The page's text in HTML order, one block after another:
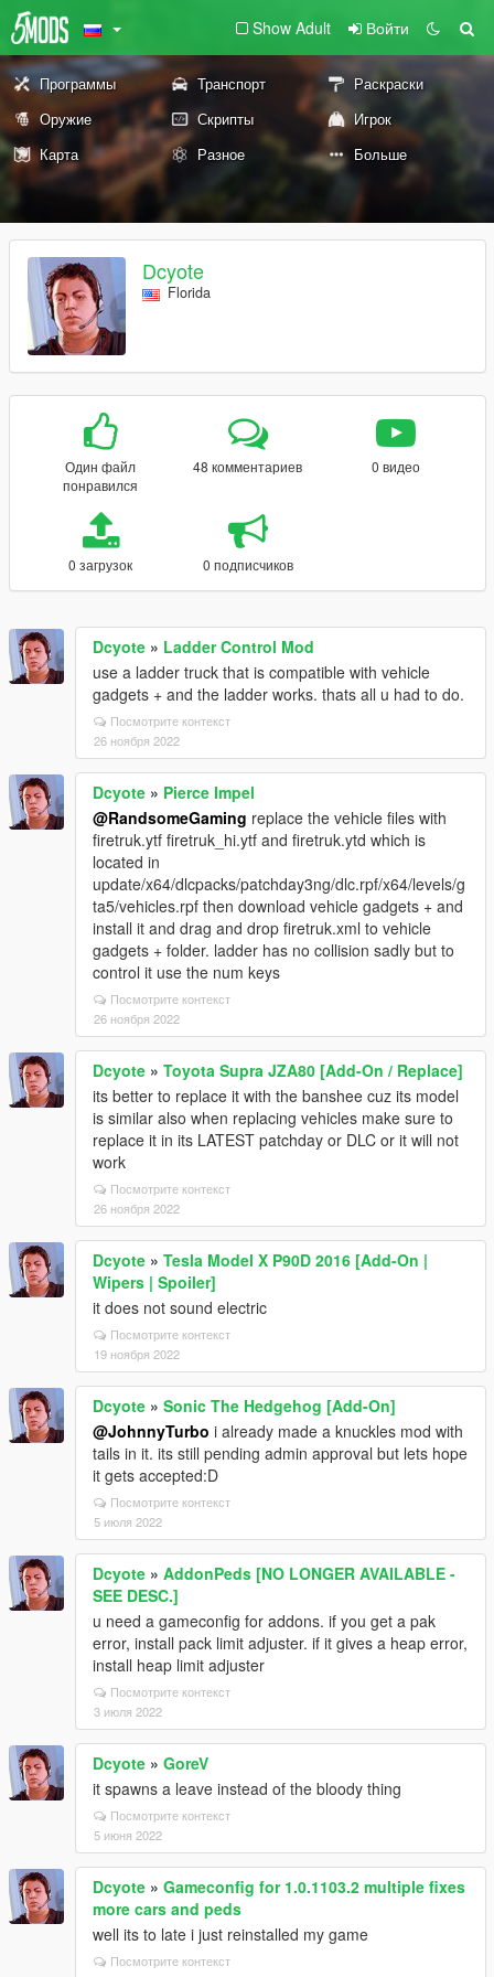
Show Adult Войти
Программы Транспорт
Раскраски
Оружие
Скрипты
Игрок
Карта
Разное Больше
Dcyote
Florida
Один файл
понравился
48 комментариев 0 видео
0 загрузок 0 подписчиков
Dcyote » Ladder Control Mod
use a ladder truck that is compatible with vehicle
gadgets + and the ladder works. thats all u had to do.
Посмотрите контекст
26 ноября 2022
Dcyote » Pierce Impel
@RandsomeGaming replace the vehicle files with
firetruk.ytf firetruk_hi.ytf and firetruk.ytd which is
located in
update/x64/dlcpacks/patchday3ng/dlc.rpf/x64/levels/g
ta5/vehicles.rpf then download vehicle gadgets + and
install it and drag and drop firetruk.xml to vehicle
gadgets + folder. ladder has no collision sadly but to
control it use the num keys
Посмотрите контекст
26 ноября 2022
Dcyote » Toyota Supra JZA80 [Add-On / Replace]
its better to replace it with the banshee cuz its model
is similar also when replacing vehicles make sure to
replace it in its LATEST patchday or DLC or it will not
work
Посмотрите контекст
26 ноября 2022
Dcyote » Tesla Model X P90D 2016 [Add-On |
Wipers | Spoiler]
it does not sound electric
Посмотрите контекст
19 ноября 2022
Dcyote » Sonic The Hedgehog [Add-On]
@JohnnyTurbo i already made a knuckles mod with
tails in it. its still pending admin approval but lets hope
it gets accepted:D
Посмотрите контекст
5 июля 2022
Dcyote » AddonPeds [NO LONGER AVAILABLE -
SEE DESC.]
u need a gameconfig for addons. if you get a pak
error, install pack limit adjuster. if it gives a heap error,
install heap limit adjuster
Посмотрите контекст
3 июля 2022
Dcyote » GoreV
it spawns a leave instead of the bloody thing
Посмотрите контекст
5 июня 2022
Dcyote » Gameconfig for 1.0.1103.2 multiple fixes
more cars and peds
well its to late i just reinstalled my game
Посмотрите контекст